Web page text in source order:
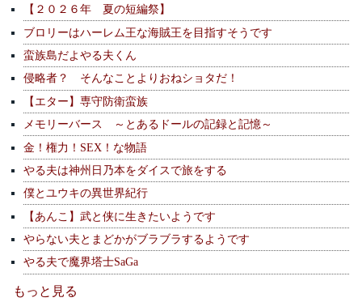
【２０２６年 夏の短編祭】
ブロリーはハーレム王な海賊王を目指すそうです
蛮族島だよやる夫くん
侵略者？ そんなことよりおねショタだ！
【エター】専守防衛蛮族
メモリーバース ～とあるドールの記録と記憶～
金！権力！SEX！な物語
やる夫は神州日乃本をダイスで旅をする
僕とユウキの異世界紀行
【あんこ】武と侠に生きたいようです
やらない夫とまどかがブラブラするようです
やる夫で魔界塔士SaGa
もっと見る